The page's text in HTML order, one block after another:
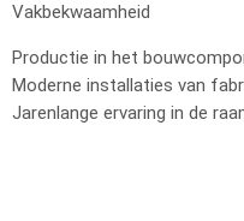
Vakbekwaamheid
Productie in het
Moderne installaties van
Jarenlange ervaring in de